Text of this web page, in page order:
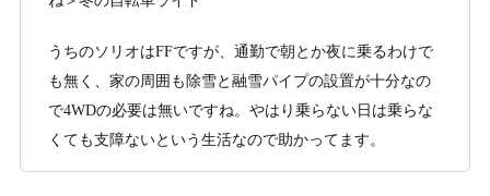
うちのソリオはFFですが、通勤で朝とか夜に乗るわけで
も無く、家の周囲も除雪と融雪パイプの設置が十分なの
で4WDの必要は無いですね。やはり乗らない日は乗らな
くても支障ないという生活なので助かってます。